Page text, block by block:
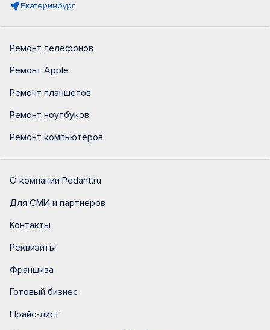
Екатеринбург
Ремонт телефонов
Ремонт Apple
Ремонт планшетов
Ремонт ноутбуков
Ремонт компьютеров
О компании Pedant.ru
Для СМИ и партнеров
Контакты
Реквизиты
Франшиза
Готовый бизнес
Прайс-лист